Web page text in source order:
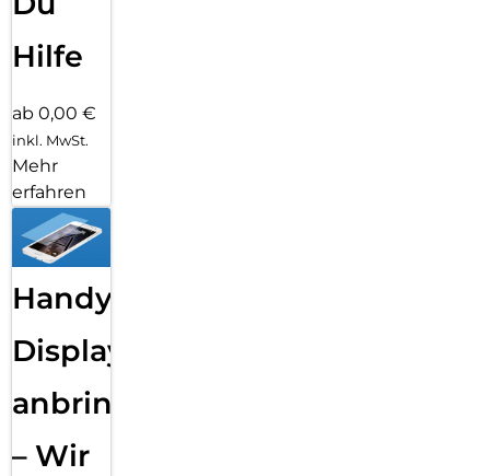
Hilfe
ab 0,00 €
inkl. MwSt.
Mehr
erfahren
Handy
Displayfolie
anbringen
– Wir